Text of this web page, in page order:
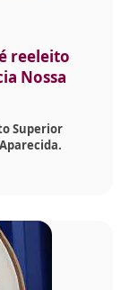
reeleito
Nossa
Superior